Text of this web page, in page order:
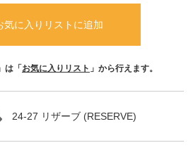
気に入りリストに追加
は「 お気に入りリスト 」から行えます。
24-27 リザーブ (RESERVE)